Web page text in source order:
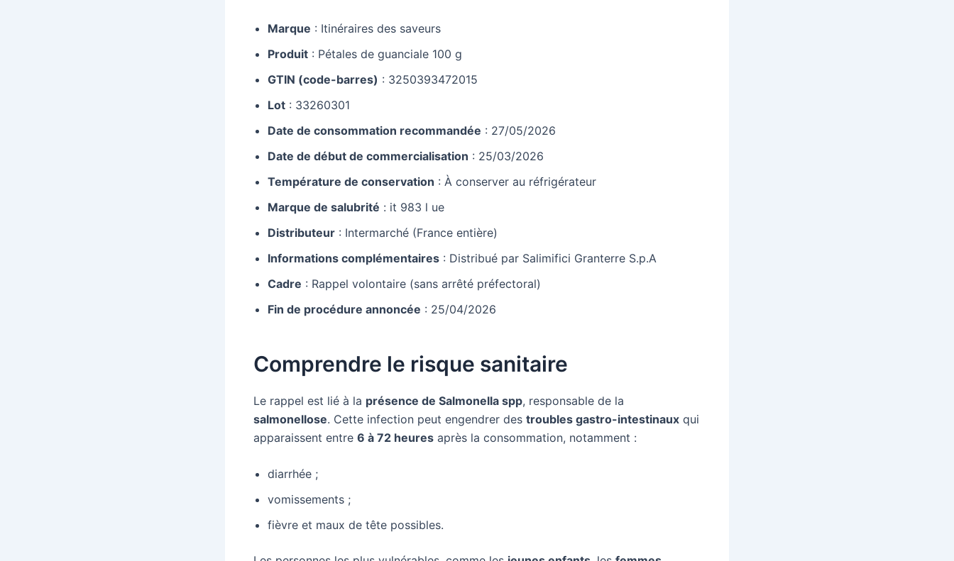
Marque : Itinéraires des saveurs
Produit : Pétales de guanciale 100 g
GTIN (code-barres) : 3250393472015
Lot : 33260301
Date de consommation recommandée : 27/05/2026
Date de début de commercialisation : 25/03/2026
Température de conservation : À conserver au réfrigérateur
Marque de salubrité : it 983 l ue
Distributeur : Intermarché (France entière)
Informations complémentaires : Distribué par Salimifici Granterre S.p.A
Cadre : Rappel volontaire (sans arrêté préfectoral)
Fin de procédure annoncée : 25/04/2026
Comprendre le risque sanitaire
Le rappel est lié à la présence de Salmonella spp, responsable de la
salmonellose. Cette infection peut engendrer des troubles gastro-intestinaux qui
apparaissent entre 6 à 72 heures après la consommation, notamment :
diarrhée ;
vomissements ;
fièvre et maux de tête possibles.